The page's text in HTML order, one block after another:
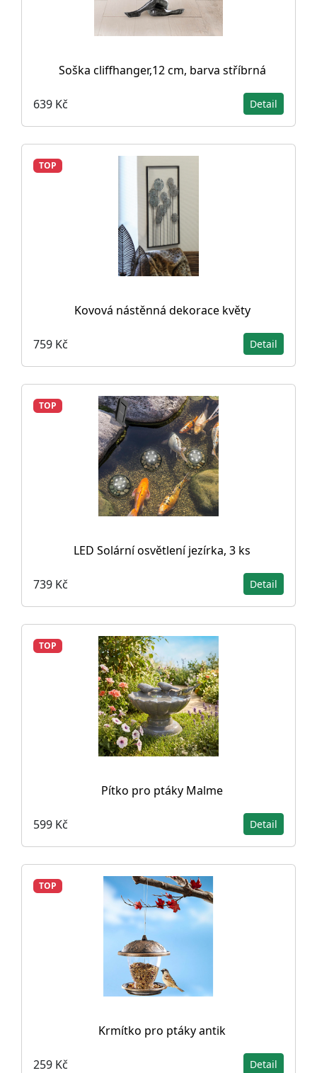
Soška cliffhanger,12 cm, barva stříbrná
639 Kč Detail
TOP
Kovová nástěnná dekorace květy
759 Kč Detail
TOP
LED Solární osvětlení jezírka, 3 ks
739 Kč Detail
TOP
Pítko pro ptáky Malme
599 Kč Detail
TOP
Krmítko pro ptáky antik
259 Kč Detail